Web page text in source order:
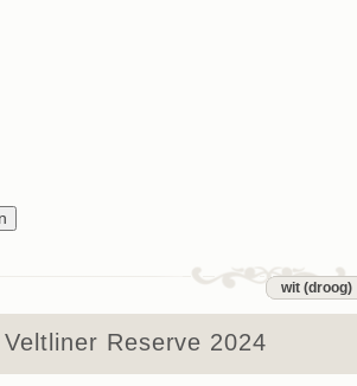
wit (droog)
Reserve 2024